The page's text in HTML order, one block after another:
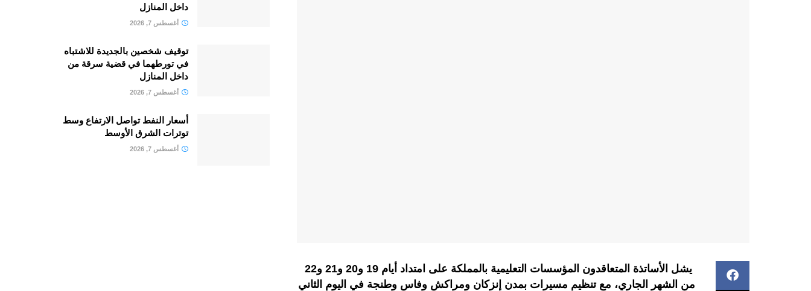
يشل الأساتذة المتعاقدون المؤسسات التعليمية بالمملكة على امتداد أيام 19 و20 و21 و22
من الشهر الجاري، مع تنظيم مسيرات بمدن إنزكان ومراكش وفاس وطنجة في اليوم الثاني
داخل المنازل
أغسطس 7, 2026
توقيف شخصين بالجديدة للاشتباه
في تورطهما في قضية سرقة من
داخل المنازل
أغسطس 7, 2026
أسعار النفط تواصل الارتفاع وسط
توترات الشرق الأوسط
أغسطس 7, 2026